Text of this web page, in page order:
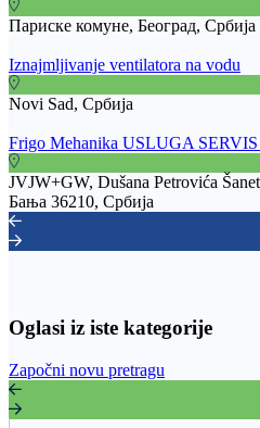
Париске комуне, Београд, Србија
Iznajmljivanje ventilatora na vodu
Novi Sad, Србија
Frigo Mehanika USLUGA
JVJW+GW, Dušana Petrovića
Бања 36210, Србија
Oglasi iz iste kategorije
Započni novu pretragu